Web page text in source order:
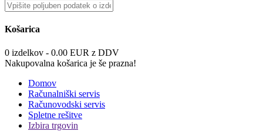
Košarica
0 izdelkov - 0.00 EUR z DDV
Nakupovalna košarica je še prazna!
Domov
Računalniški servis
Računovodski servis
Spletne rešitve
Izbira trgovin